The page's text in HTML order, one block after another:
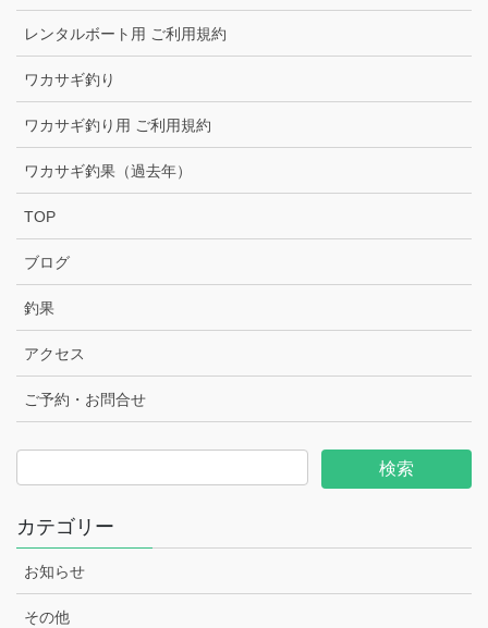
レンタルボート用 ご利用規約
ワカサギ釣り
ワカサギ釣り用 ご利用規約
ワカサギ釣果（過去年）
TOP
ブログ
釣果
アクセス
ご予約・お問合せ
カテゴリー
お知らせ
その他